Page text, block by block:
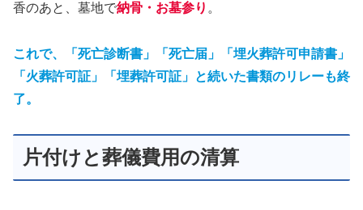
香のあと、墓地で納骨・お墓参り 。
これで、「死亡診断書」「死亡届」「埋火葬許可申請書」
「火葬許可証」「埋葬許可証」と続いた書類のリレーも終
了。
片付けと葬儀費用の清算